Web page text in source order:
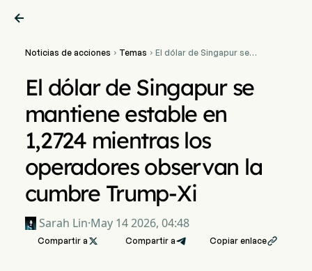

Noticias de acciones  Temas  El dólar de Singapur se
observan la cumbre
Trump-Xi
El dólar de Singapur se
mantiene estable en
1,2724 mientras los
operadores observan la
cumbre Trump-Xi
Sarah Lin·May 14 2026, 04:48
Compartir a  Compartir a Copiar enlace